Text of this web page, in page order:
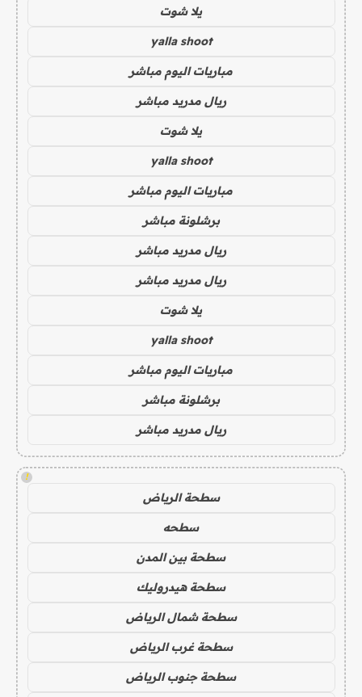
يلا شوت
yalla shoot
مباريات اليوم مباشر
ريال مدريد مباشر
يلا شوت
yalla shoot
مباريات اليوم مباشر
برشلونة مباشر
ريال مدريد مباشر
ريال مدريد مباشر
يلا شوت
yalla shoot
مباريات اليوم مباشر
برشلونة مباشر
ريال مدريد مباشر
!
سطحة الرياض
سطحه
سطحة بين المدن
سطحة هيدروليك
سطحة شمال الرياض
سطحة غرب الرياض
سطحة جنوب الرياض